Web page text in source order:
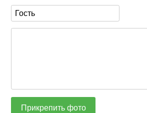
Прикрепить фото